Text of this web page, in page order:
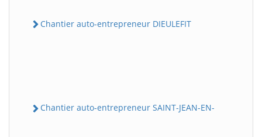
Chantier auto-entrepreneur DIEULEFIT
Chantier auto-entrepreneur SAINT-JEAN-EN-